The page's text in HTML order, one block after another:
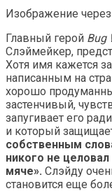
Изображение
Главный герой Bug
Слэймейкер,
Хотя имя кажется
написанным на
хорошо
застенчивый,
запугивает его
и который
собственным
никого не
мяче». Слэйду
становится еще